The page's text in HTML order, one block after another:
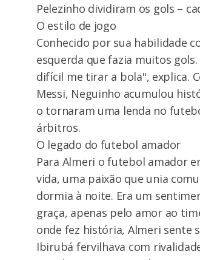
Pelezinho dividiram os gols –
O estilo de jogo
Conhecido por sua habilidade
esquerda que fazia muitos
difícil me tirar a bola", explica.
Messi, Neguinho acumulou
o tornaram uma lenda no
árbitros.
O legado do futebol amador
Para Almeri o futebol amador
vida, uma paixão que unia
dormia à noite. Era um
graça, apenas pelo amor ao
onde fez história, Almeri sente
Ibirubá fervilhava com